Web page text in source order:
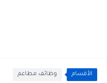
الأقسام وظائف مطاعم